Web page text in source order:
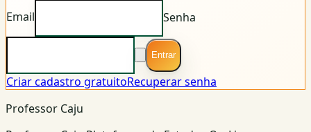
Email
Senha
Entrar
Criar cadastro gratuitoRecuperar senha
Professor Caju